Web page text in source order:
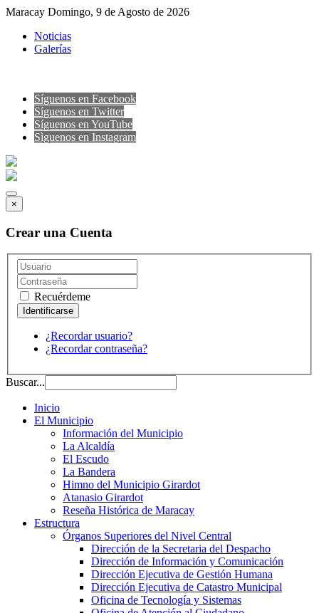
Maracay Domingo, 9 de Agosto de 2026
Noticias
Galerías
Síguenos en Facebook
Síguenos en Twitter
Síguenos en YouTube
Sìguenos en Instagram
×
Crear una Cuenta
Recuérdeme
¿Recordar usuario?
¿Recordar contraseña?
Buscar...
Inicio
El Municipio
Información del Municipio
La Alcaldía
El Escudo
La Bandera
Himno del Municipio Girardot
Atanasio Girardot
Reseña Histórica de Maracay
Estructura
Órganos Superiores del Nivel Central
Dirección de la Secretaria del Despacho
Dirección de Información y Comunicación
Dirección Ejecutiva de Gestión Humana
Dirección Ejecutiva de Catastro Municipal
Oficina de Tecnología y Sistemas